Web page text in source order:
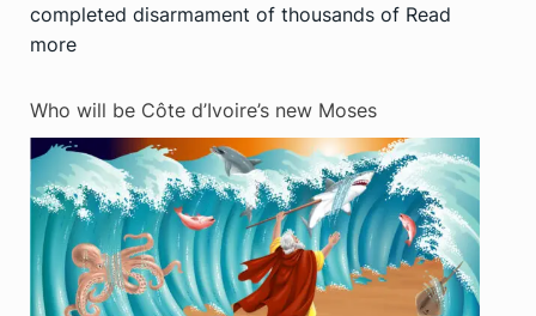
completed disarmament of thousands of Read
more
Who will be Côte d’Ivoire’s new Moses